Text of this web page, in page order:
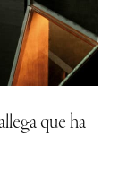
que ha